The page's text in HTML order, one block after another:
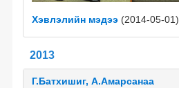
Хэвлэлийн мэдээ(2014-05-01)
2013
Г.Батхишиг, А.Амарсанаа